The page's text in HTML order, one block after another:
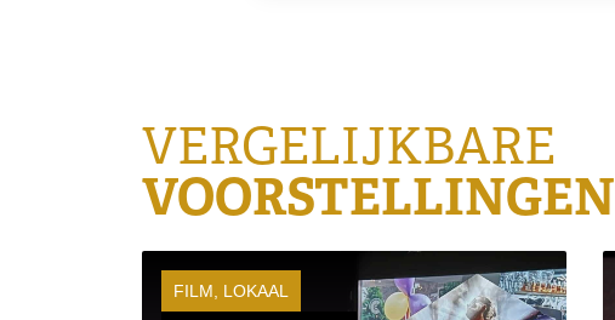
VERGELIJKBARE
VOORSTELLINGEN
FILM, LOKAAL